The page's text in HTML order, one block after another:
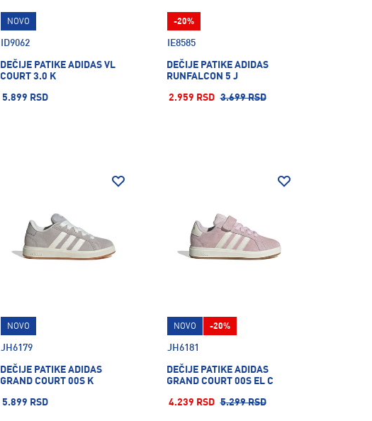
ID9062
DEČIJE PATIKE ADIDAS VL
COURT 3.0 K
5.899 RSD
NOVO
IE8585
DEČIJE PATIKE ADIDAS
RUNFALCON 5 J
2.959 RSD 3.699 RSD
-20%
JH6179
DEČIJE PATIKE ADIDAS
GRAND COURT 00S K
5.899 RSD
NOVO
JH6181
DEČIJE PATIKE ADIDAS
GRAND COURT 00S EL C
4.239 RSD 5.299 RSD
NOVO -20%